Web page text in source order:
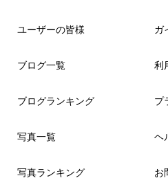
ユーザーの皆様
ブログ一覧
ブログランキング
写真一覧
写真ランキング
ガ
利
プ
ヘ
お